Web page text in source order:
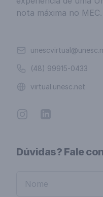
nota máxima no MEC.
Email
Telefone(48) 99915-0433
Websitevirtual.unesc.net
InstagramLinkedin
Dúvidas? Fale